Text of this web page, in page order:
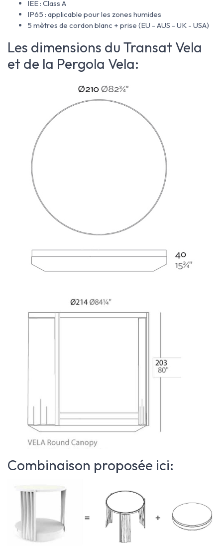
IEE : Class A
IP65 : applicable pour les zones humides
5 mètres de cordon blanc + prise (EU - AUS - UK - USA)
Les dimensions du Transat Vela
et de la Pergola Vela:
Combinaison proposée ici: